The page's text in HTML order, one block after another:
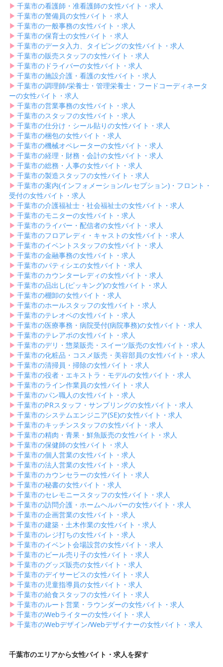
▶︎ 千葉市の看護師・准看護師の女性バイト・求人
▶︎ 千葉市の警備員の女性バイト・求人
▶︎ 千葉市の一般事務の女性バイト・求人
▶︎ 千葉市の保育士の女性バイト・求人
▶︎ 千葉市のデータ入力、タイピングの女性バイト・求人
▶︎ 千葉市の販売スタッフの女性バイト・求人
▶︎ 千葉市のドライバーの女性バイト・求人
▶︎ 千葉市の施設介護・看護の女性バイト・求人
▶︎ 千葉市の調理師/栄養士・管理栄養士・フードコーディネータ
ーの女性バイト・求人
▶︎ 千葉市の営業事務の女性バイト・求人
▶︎ 千葉市のスタッフの女性バイト・求人
▶︎ 千葉市の仕分け・シール貼りの女性バイト・求人
▶︎ 千葉市の梱包の女性バイト・求人
▶︎ 千葉市の機械オペレーターの女性バイト・求人
▶︎ 千葉市の経理・財務・会計の女性バイト・求人
▶︎ 千葉市の総務・人事の女性バイト・求人
▶︎ 千葉市の製造スタッフの女性バイト・求人
▶︎ 千葉市の案内(インフォメーション/レセプション)・フロント・
受付の女性バイト・求人
▶︎ 千葉市の介護福祉士・社会福祉士の女性バイト・求人
▶︎ 千葉市のモニターの女性バイト・求人
▶︎ 千葉市のライバー・配信者の女性バイト・求人
▶︎ 千葉市のフロアレディ・キャストの女性バイト・求人
▶︎ 千葉市のイベントスタッフの女性バイト・求人
▶︎ 千葉市の金融事務の女性バイト・求人
▶︎ 千葉市のパティシエの女性バイト・求人
▶︎ 千葉市のカウンターレディの女性バイト・求人
▶︎ 千葉市の品出し(ピッキング)の女性バイト・求人
▶︎ 千葉市の棚卸の女性バイト・求人
▶︎ 千葉市のホールスタッフの女性バイト・求人
▶︎ 千葉市のテレオペの女性バイト・求人
▶︎ 千葉市の医療事務・病院受付(病院事務)の女性バイト・求人
▶︎ 千葉市のテレアポの女性バイト・求人
▶︎ 千葉市のデリ・惣菜販売・スイーツ販売の女性バイト・求人
▶︎ 千葉市の化粧品・コスメ販売・美容部員の女性バイト・求人
▶︎ 千葉市の清掃員・掃除の女性バイト・求人
▶︎ 千葉市の役者・エキストラ・モデルの女性バイト・求人
▶︎ 千葉市のライン作業員の女性バイト・求人
▶︎ 千葉市のパン職人の女性バイト・求人
▶︎ 千葉市のPRスタッフ・サンプリングの女性バイト・求人
▶︎ 千葉市のシステムエンジニア(SE)の女性バイト・求人
▶︎ 千葉市のキッチンスタッフの女性バイト・求人
▶︎ 千葉市の精肉・青果・鮮魚販売の女性バイト・求人
▶︎ 千葉市の保健師の女性バイト・求人
▶︎ 千葉市の個人営業の女性バイト・求人
▶︎ 千葉市の法人営業の女性バイト・求人
▶︎ 千葉市のカウンセラーの女性バイト・求人
▶︎ 千葉市の秘書の女性バイト・求人
▶︎ 千葉市のセレモニースタッフの女性バイト・求人
▶︎ 千葉市の訪問介護・ホームヘルパーの女性バイト・求人
▶︎ 千葉市の企画営業の女性バイト・求人
▶︎ 千葉市の建築・土木作業の女性バイト・求人
▶︎ 千葉市のレジ打ちの女性バイト・求人
▶︎ 千葉市のイベント会場設営の女性バイト・求人
▶︎ 千葉市のビール売り子の女性バイト・求人
▶︎ 千葉市のグッズ販売の女性バイト・求人
▶︎ 千葉市のデイサービスの女性バイト・求人
▶︎ 千葉市の児童指導員の女性バイト・求人
▶︎ 千葉市の給食スタッフの女性バイト・求人
▶︎ 千葉市のルート営業・ラウンダーの女性バイト・求人
▶︎ 千葉市のWebライターの女性バイト・求人
▶︎ 千葉市のWebデザイン/Webデザイナーの女性バイト・求人
千葉市のエリアから女性バイト・求人を探す